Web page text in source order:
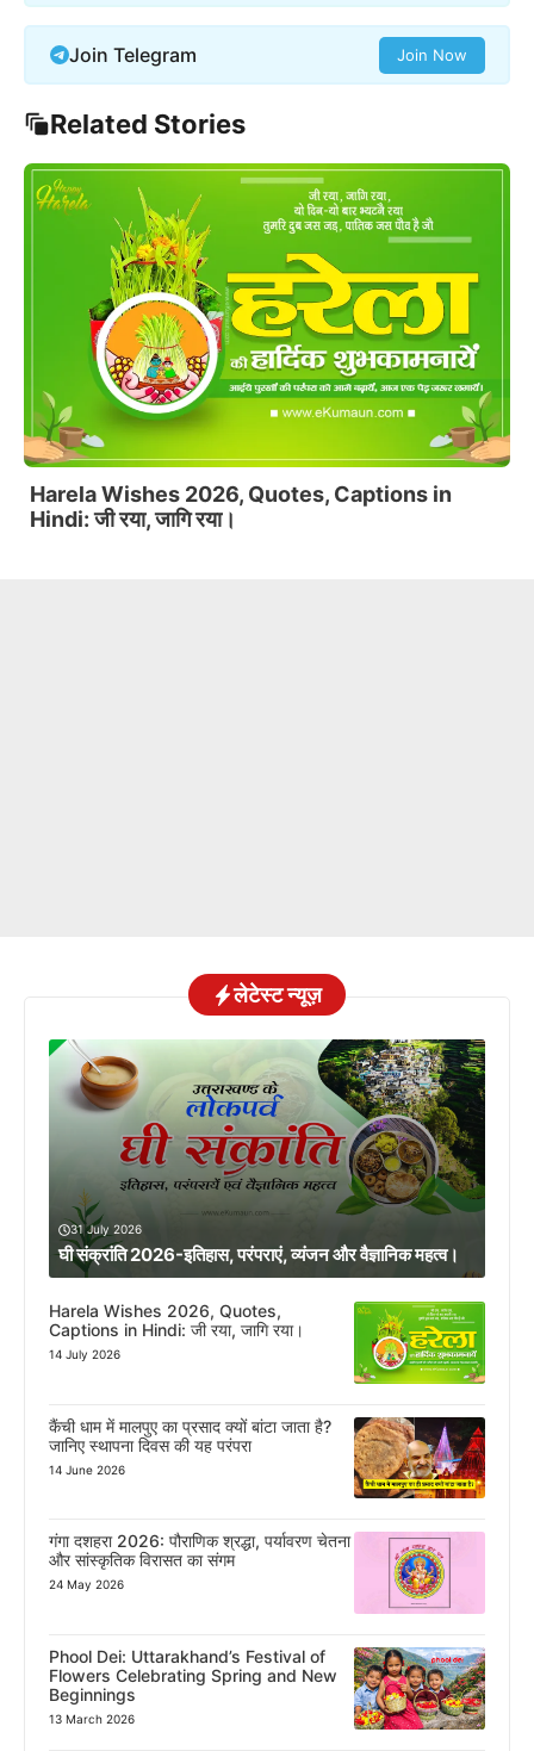
Join Telegram Join Now
Related Stories
Phool Dei: Uttarakhand’s Festival of Flowers
Celebrating Spring and New Beginnings
लेटेस्ट न्यूज़
31 July 2026
घी संक्रांति 2026-इतिहास, परंपराएं, व्यंजन और वैज्ञानिक महत्व।
Harela Wishes 2026, Quotes,
Captions in Hindi: जी रया, जागि रया।
14 July 2026
कैंची धाम में मालपुए का प्रसाद क्यों बांटा जाता है?
जानिए स्थापना दिवस की यह परंपरा
14 June 2026
गंगा दशहरा 2026: पौराणिक श्रद्धा, पर्यावरण चेतना
और सांस्कृतिक विरासत का संगम
24 May 2026
Phool Dei: Uttarakhand’s Festival of
Flowers Celebrating Spring and New
Beginnings
13 March 2026